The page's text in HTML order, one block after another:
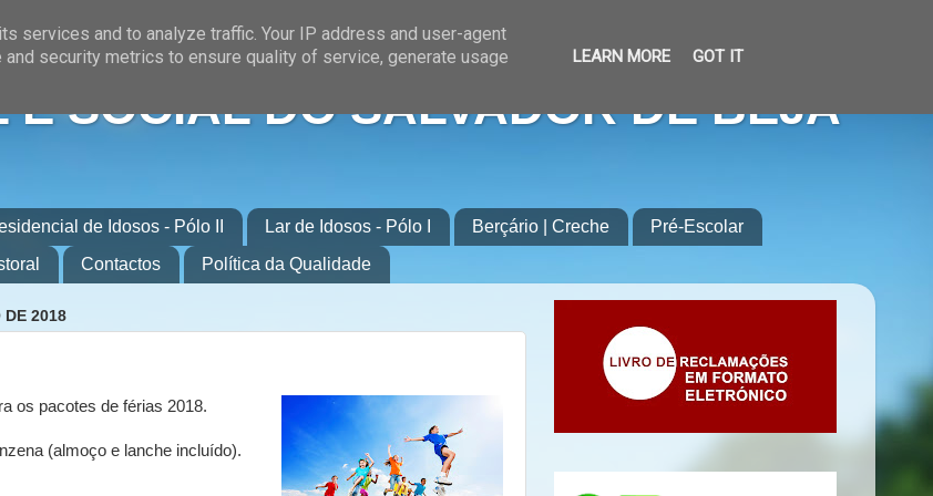
E SOCIAL DO SALVADOR DE BEJA
de Idosos - Pólo II Lar de Idosos - Pólo I Berçário | Creche
Pré-Escolar
Contactos Política da Qualidade
DE 2018
os pacotes de férias 2018.
(almoço e lanche incluído).
services and to analyze traffic. Your IP address and user-agent
security metrics to ensure quality of service, generate usage
LEARN MORE GOT IT